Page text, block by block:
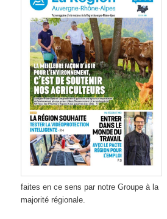
faites en ce sens par notre Groupe à la
majorité régionale.